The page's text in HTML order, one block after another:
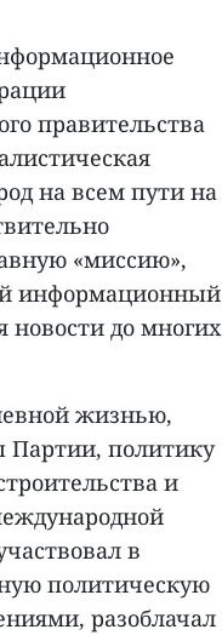
правительства
на всем пути на
«миссию»,
информационный
новости до многих
жизнью,
Партии, политику
и
в
политическую
разоблачал